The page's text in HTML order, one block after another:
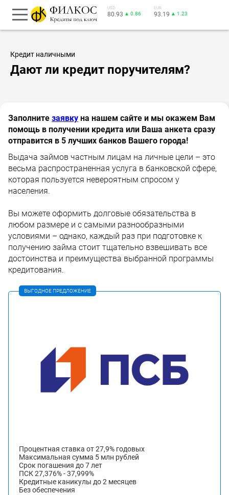
USD
80.93 ▲ 0.86
EUR
93.19 ▲ 1.23
Кредит наличными
Дают ли кредит поручителям?
Заполните заявку на нашем сайте и мы окажем Вам
помощь в получении кредита или Ваша анкета сразу
отправится в 5 лучших банков Вашего города!
Выдача займов частным лицам на личные цели – это
весьма распространенная услуга в банковской сфере,
которая пользуется невероятным спросом у
населения.
Вы можете оформить долговые обязательства в
любом размере и с самыми разнообразными
условиями – однако, каждый раз при подготовке к
получению займа стоит тщательно взвешивать все
достоинства и преимущества выбранной программы
кредитования.
ВЫГОДНОЕ ПРЕДЛОЖЕНИЕ
Процентная ставка от 27,9% годовых
Максимальная сумма 5 млн рублей
Срок погашения до 7 лет
ПСК 27,376% - 37,999%
Кредитные каникулы до 2 месяцев
Без обеспечения